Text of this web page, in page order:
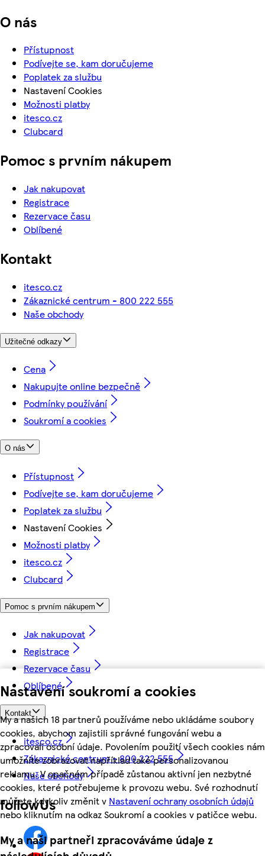
Nastavení soukromí a cookies
My a našich 18 partnerů používáme nebo ukládáme soubory
cookies, abychom zajistili správné fungování webu a
zpracovali osobní údaje. Povolením použití všech cookies nám
umožníte zobrazovat například také personalizovanou
reklamu. V opačném případě zůstanou aktivní jen nezbytné
cookies, které potřebujeme k provozu webu. Své rozhodnutí
můžete kdykoliv změnit v Nastavení ochrany osobních údajů
nebo kliknutím na odkaz Soukromí a cookies v patičce webu.
My a naši partneři zpracováváme údaje z
O nás
Přístupnost
Podívejte se, kam doručujeme
Poplatek za službu
Nastavení Cookies
Možnosti platby
itesco.cz
Clubcard
Pomoc s prvním nákupem
Jak nakupovat
Registrace
Rezervace času
Oblíbené
Kontakt
itesco.cz
Zákaznické centrum - 800 222 555
Naše obchody
Užitečné odkazy
Cena
Nakupujte online bezpečně
Podmínky používání
Soukromí a cookies
O nás
Přístupnost
Podívejte se, kam doručujeme
Poplatek za službu
Nastavení Cookies
Možnosti platby
itesco.cz
Clubcard
Pomoc s prvním nákupem
Jak nakupovat
Registrace
Rezervace času
Oblíbené
Kontakt
itesco.cz
Zákaznické centrum - 800 222 555
Naše obchody
followUs